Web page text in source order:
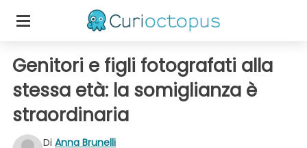
Genitori e figli fotografati alla
stessa età: la somiglianza è
straordinaria
Di Anna Brunelli